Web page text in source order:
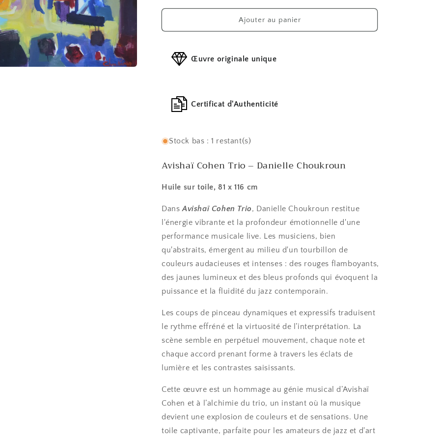
quantité
Avishaï
trio
quantité
Avishaï
Ajouter au panier
Œuvre originale unique
Certificat d'Authenticité
Stock bas : 1 restant(s)
Avishaï Cohen Trio – Danielle Choukroun
Huile sur toile, 81 x 116 cm
DansAvishaï Cohen Trio, Danielle Choukroun restitue
l'énergie vibrante et la profondeur émotionnelle d'une
performance musicale live. Les musiciens, bien
qu'abstraits, émergent au milieu d'un tourbillon de
couleurs audacieuses et intenses : des rouges flamboyants,
des jaunes lumineux et des bleus profonds qui évoquent la
puissance et la fluidité du jazz contemporain.
Les coups de pinceau dynamiques et expressifs traduisent
le rythme effréné et la virtuosité de l’interprétation. La
scène semble en perpétuel mouvement, chaque note et
chaque accord prenant forme à travers les éclats de
lumière et les contrastes saisissants.
Cette œuvre est un hommage au génie musical d’Avishaï
Cohen et à l’alchimie du trio, un instant où la musique
devient une explosion de couleurs et de sensations. Une
toile captivante, parfaite pour les amateurs de jazz et d'art